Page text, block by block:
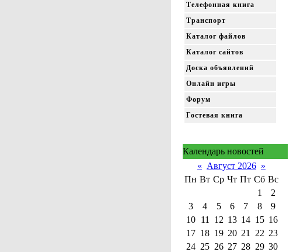
Телефонная книга
Транспорт
Каталог файлов
Каталог сайтов
Доска объявлений
Онлайн игры
Форум
Гостевая книга
Календарь новостей
« Август 2026 »
Пн Вт Ср Чт Пт Сб Вс
1
2
3
4 5 6 7 8
9
10
11 12 13 14 15 16
17 18 19 20 21 22 23
24 25 26 27 28 29 30